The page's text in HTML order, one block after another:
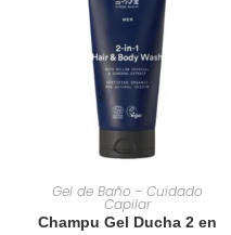
AÑADIR AL CARRITO
Gel de Baño - Cuidado
Capilar
Champu Gel Ducha 2 en